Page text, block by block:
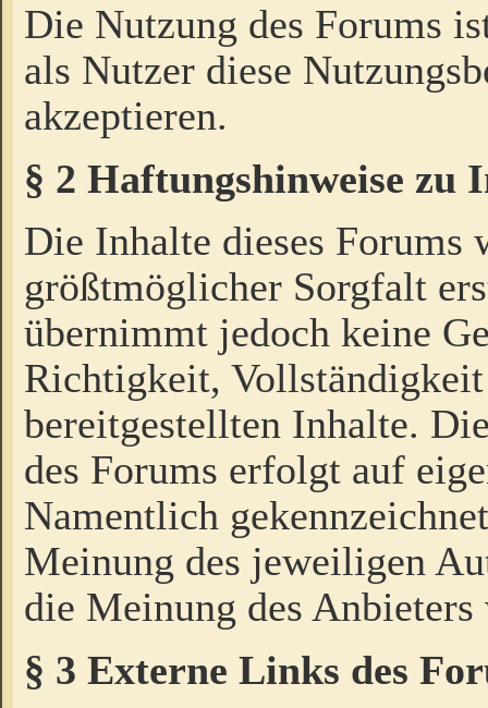
Die Nutzung des Forums
als Nutzer diese
akzeptieren.
§ 2 Haftungshinweise zu
Die Inhalte dieses Forums
größtmöglicher Sorgfalt
übernimmt jedoch keine
Richtigkeit,
bereitgestellten Inhalte.
des Forums erfolgt auf
Namentlich
Meinung des jeweiligen
die Meinung des Anbieters
§ 3 Externe Links des